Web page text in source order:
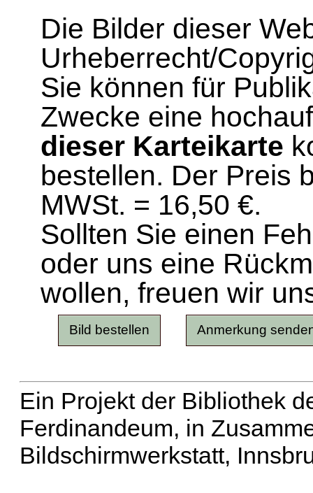
Die Bilder dieser
Urheberrecht/
Sie können für
Zwecke eine
dieser Karteikarte
bestellen. Der Preis
MWSt. = 16,50 €.
Sollten Sie einen
oder uns eine
wollen, freuen wir
Ein Projekt der Bibliothek
Ferdinandeum, in
Bildschirmwerkstatt,